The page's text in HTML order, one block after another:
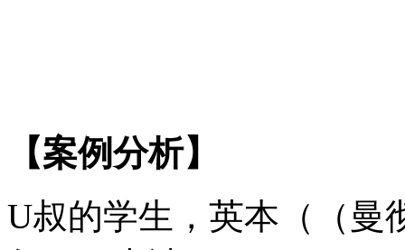
【案例分析】
U叔的学生，英本（（曼